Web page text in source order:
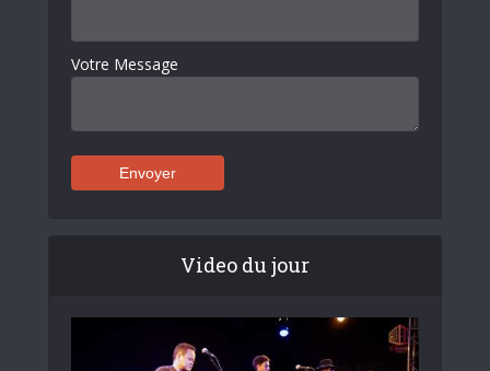
Votre Message
Video du jour